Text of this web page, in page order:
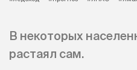
В некоторых
растаял сам.